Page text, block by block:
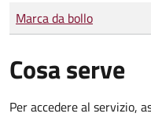
Tipo di pagamento
Importo
Marca da bollo
Cosa serve
Per accedere al servizio,